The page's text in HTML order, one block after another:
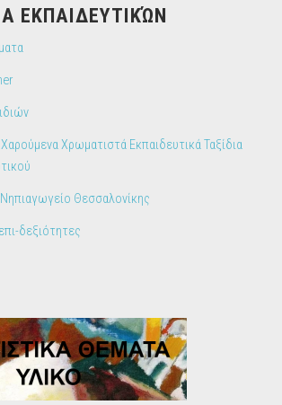
ΕΚΠΑΙΔΕΥΤΙΚΏΝ
Χρωματιστά Εκπαιδευτικά Ταξίδια
Θεσσαλονίκης
δεξιότητες